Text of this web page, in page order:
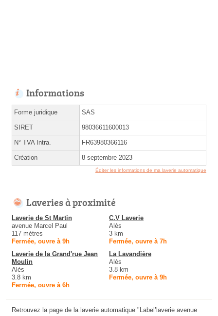
Informations
Forme juridique SAS
SIRET 98036611600013
N° TVA Intra. FR63980366116
Création 8 septembre 2023
Éditer les informations de ma laverie automatique
Laveries à proximité
Laverie de St Martin
avenue Marcel Paul
117 mètres
Fermée, ouvre à 9h
C.V Laverie
Alès
3 km
Fermée, ouvre à 7h
Laverie de la Grand'rue Jean
Moulin
Alès
3.8 km
Fermée, ouvre à 6h
La Lavandière
Alès
3.8 km
Fermée, ouvre à 9h
Retrouvez la page de la laverie automatique "Label’laverie avenue